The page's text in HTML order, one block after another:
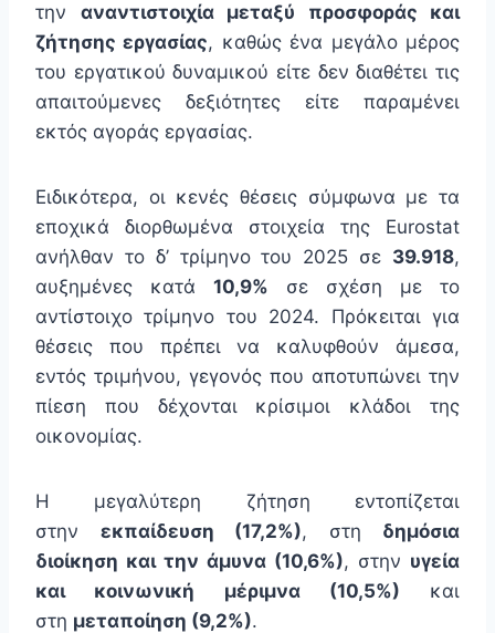
την αναντιστοιχία μεταξύ προσφοράς και
ζήτησης εργασίας, καθώς ένα μεγάλο μέρος
του εργατικού δυναμικού είτε δεν διαθέτει τις
απαιτούμενες δεξιότητες είτε παραμένει
εκτός αγοράς εργασίας.
Ειδικότερα, οι κενές θέσεις σύμφωνα με τα
εποχικά διορθωμένα στοιχεία της Eurostat
ανήλθαν το δ’ τρίμηνο του 2025 σε 39.918,
αυξημένες κατά 10,9% σε σχέση με το
αντίστοιχο τρίμηνο του 2024. Πρόκειται για
θέσεις που πρέπει να καλυφθούν άμεσα,
εντός τριμήνου, γεγονός που αποτυπώνει την
πίεση που δέχονται κρίσιμοι κλάδοι της
οικονομίας.
Η μεγαλύτερη ζήτηση εντοπίζεται
στην εκπαίδευση (17,2%), στη δημόσια
διοίκηση και την άμυνα (10,6%), στην υγεία
και κοινωνική μέριμνα (10,5%) και
στη μεταποίηση (9,2%).